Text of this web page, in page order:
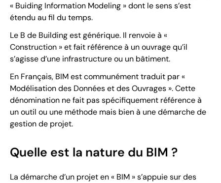
« Buiding Information Modeling » dont le sens s’est
étendu au fil du temps.
Le B de Building est générique. Il renvoie à «
Construction » et fait référence à un ouvrage qu’il
s’agisse d’une infrastructure ou un bâtiment.
En Français, BIM est communément traduit par «
Modélisation des Données et des Ouvrages ». Cette
dénomination ne fait pas spécifiquement référence à
un outil ou une méthode mais bien à une démarche de
gestion de projet.
Quelle est la nature du BIM ?
La démarche d’un projet en « BIM » s’appuie sur des